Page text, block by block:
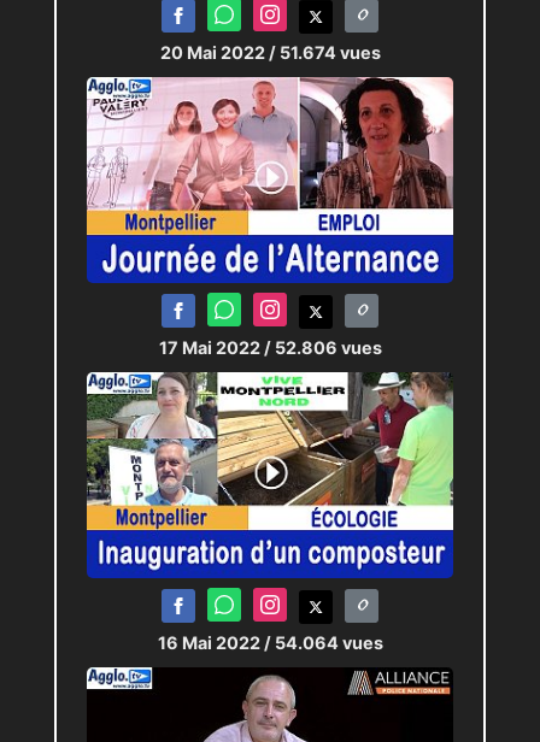
20 Mai 2022 / 51.674 vues
17 Mai 2022 / 52.806 vues
16 Mai 2022 / 54.064 vues